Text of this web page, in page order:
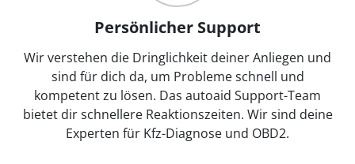
Persönlicher Support
Wir verstehen die Dringlichkeit deiner Anliegen und
sind für dich da, um Probleme schnell und
kompetent zu lösen. Das autoaid Support-Team
bietet dir schnellere Reaktionszeiten. Wir sind deine
Experten für Kfz-Diagnose und OBD2.